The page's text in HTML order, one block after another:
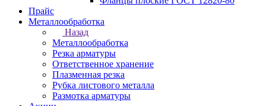
Прайс
Металлообработка
Назад
Металлообработка
Резка арматуры
Ответственное хранение
Плазменная резка
Рубка листового металла
Размотка арматуры